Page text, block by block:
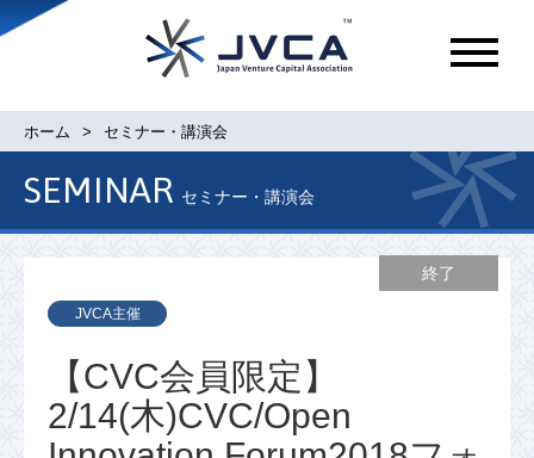
メ
ュ
ホーム セミナー・講演会
SEMINAR セミナー・講演会
JVCA主催
終了
【CVC会員限定】
2/14(木)CVC/Open